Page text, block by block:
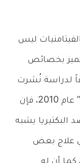
ليس
بخصائص
لدراسة نُشرت
في “بحوث التكنولوجيا الحيوية الدولية” عام 2010، فإن
يشبه
علاج بعض